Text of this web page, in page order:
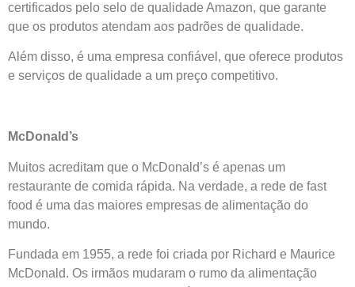
certificados pelo selo de qualidade Amazon, que garante
que os produtos atendam aos padrões de qualidade.
Além disso, é uma empresa confiável, que oferece produtos
e serviços de qualidade a um preço competitivo.
McDonald’s
Muitos acreditam que o McDonald’s é apenas um
restaurante de comida rápida. Na verdade, a rede de fast
food é uma das maiores empresas de alimentação do
mundo.
Fundada em 1955, a rede foi criada por Richard e Maurice
McDonald. Os irmãos mudaram o rumo da alimentação